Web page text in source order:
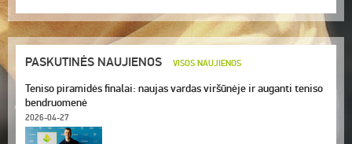
PASKUTINĖS NAUJIENOS VISOS NAUJIENOS
Teniso piramidės finalai: naujas vardas viršūnėje ir auganti teniso
bendruomenė
2026-04-27